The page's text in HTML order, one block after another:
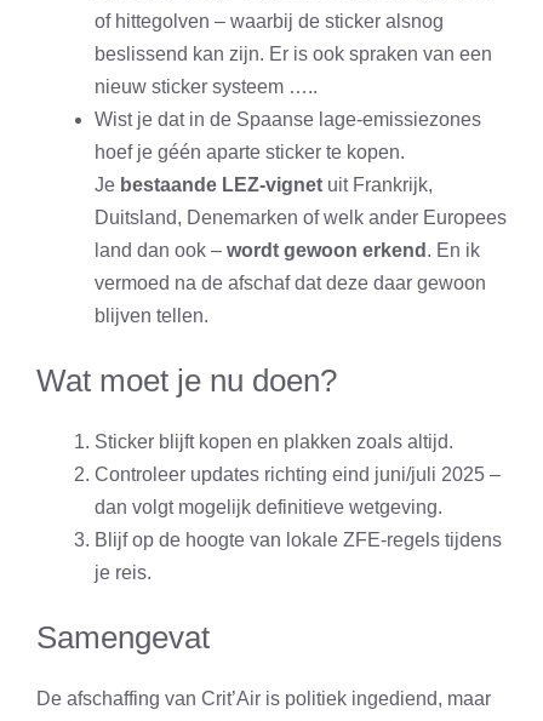
of hittegolven – waarbij de sticker alsnog
beslissend kan zijn. Er is ook spraken van een
nieuw sticker systeem …..
Wist je dat in de Spaanse lage-emissiezones
hoef je géén aparte sticker te kopen.
Je bestaande LEZ-vignet uit Frankrijk,
Duitsland, Denemarken of welk ander Europees
land dan ook – wordt gewoon erkend . En ik
vermoed na de afschaf dat deze daar gewoon
blijven tellen.
Wat moet je nu doen?
Sticker blijft kopen en plakken zoals altijd.
Controleer updates richting eind juni/juli 2025 –
dan volgt mogelijk definitieve wetgeving.
Blijf op de hoogte van lokale ZFE-regels tijdens
je reis.
Samengevat
De afschaffing van Crit’Air is politiek ingediend, maar